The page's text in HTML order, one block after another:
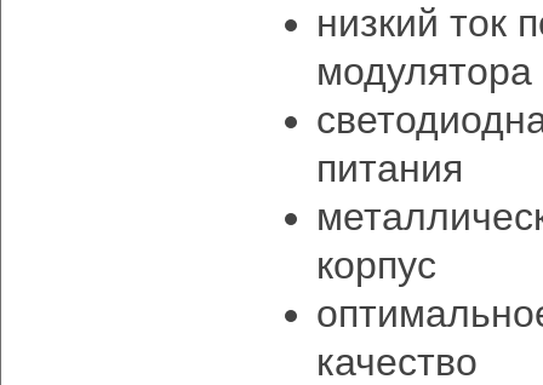
низкий ток
модулятора
питания
корпус
качество